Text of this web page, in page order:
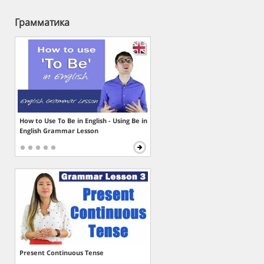
Грамматика
How to Use To Be in English - Using Be in
English Grammar Lesson
Present Continuous Tense